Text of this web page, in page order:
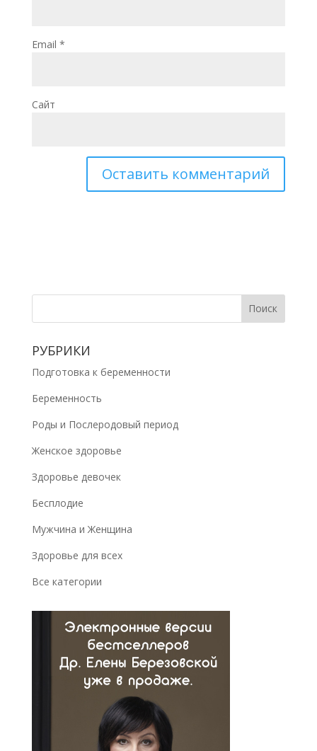
Email *
Сайт
РУБРИКИ
Подготовка к беременности
Беременность
Роды и Послеродовый период
Женское здоровье
Здоровье девочек
Бесплодие
Мужчина и Женщина
Здоровье для всех
Все категории